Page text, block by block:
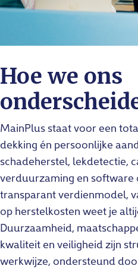
Hoe we ons
MainPlus staat voor een
dekking én persoonlijke
schadeherstel, lekdetectie,
verduurzaming en software
transparant verdienmodel,
op herstelkosten weet je
Duurzaamheid,
kwaliteit en veiligheid zijn
werkwijze, ondersteund